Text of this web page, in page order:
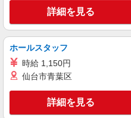
株式会社トラストグロース 北海
有料老人ホ
時給：
交通費別途
双方合意の上
詳細を見る
ホールスタッフ
時給 1,150円
仙台市青葉区
詳細を見る